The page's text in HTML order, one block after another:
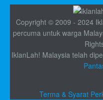
Copyright © 2009 - 2024
percuma untuk warga
IklanLah! Malaysia telah
Terma & Syarat